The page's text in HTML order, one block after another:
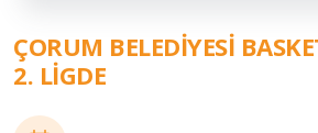
ÇORUM BELEDIYESI
2. LIGDE